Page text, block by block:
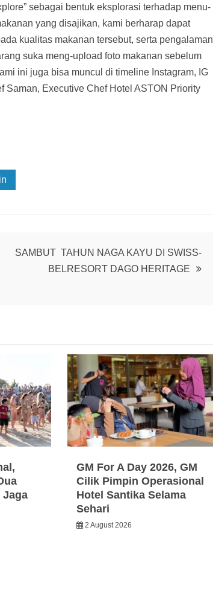
sebagai bentuk eksplorasi terhadap menu-
yang disajikan, kami berharap dapat
kualitas makanan tersebut, serta pengalaman
suka meng-upload foto makanan sebelum
ini juga bisa muncul di timeline Instagram, IG
Saman, Executive Chef Hotel ASTON Priority
SAMBUT TAHUN NAGA KAYU DI SWISS-
BELRESORT DAGO HERITAGE
Jaga
GM For A Day 2026, GM
Cilik Pimpin Operasional
Hotel Santika Selama
Sehari
2 August 2026